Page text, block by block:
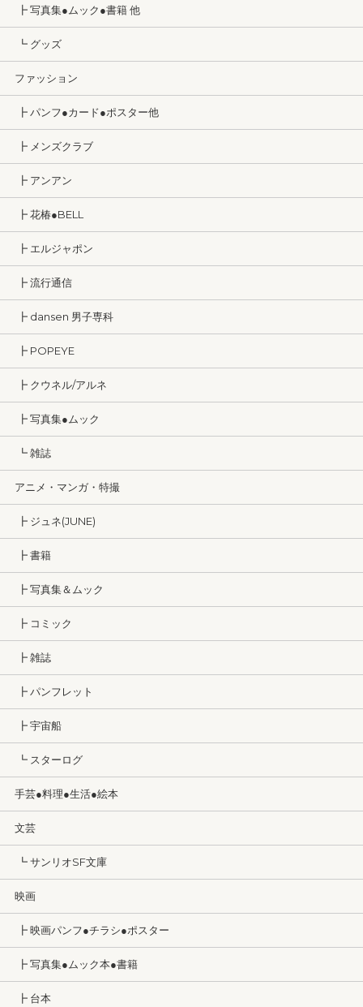
┣ 写真集●ムック●書籍 他
┗ グッズ
ファッション
┣ パンフ●カード●ポスター他
┣ メンズクラブ
┣ アンアン
┣ 花椿●BELL
┣ エルジャポン
┣ 流行通信
┣ dansen 男子専科
┣ POPEYE
┣ クウネル/アルネ
┣ 写真集●ムック
┗ 雑誌
アニメ・マンガ・特撮
┣ ジュネ(JUNE)
┣ 書籍
┣ 写真集＆ムック
┣ コミック
┣ 雑誌
┣ パンフレット
┣ 宇宙船
┗ スターログ
手芸●料理●生活●絵本
文芸
┗ サンリオSF文庫
映画
┣ 映画パンフ●チラシ●ポスター
┣ 写真集●ムック本●書籍
┣ 台本